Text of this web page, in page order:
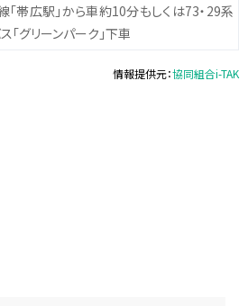
「帯広駅」から車約10分もしくは73・29系
「グリーンパーク」下車
情報提供元：協同組合i-TAK